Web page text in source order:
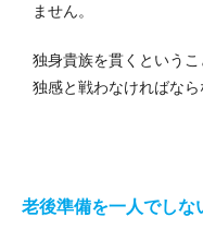
ません。
独身貴族を貫くという
独感と戦わなければなら
老後準備を一人でしな